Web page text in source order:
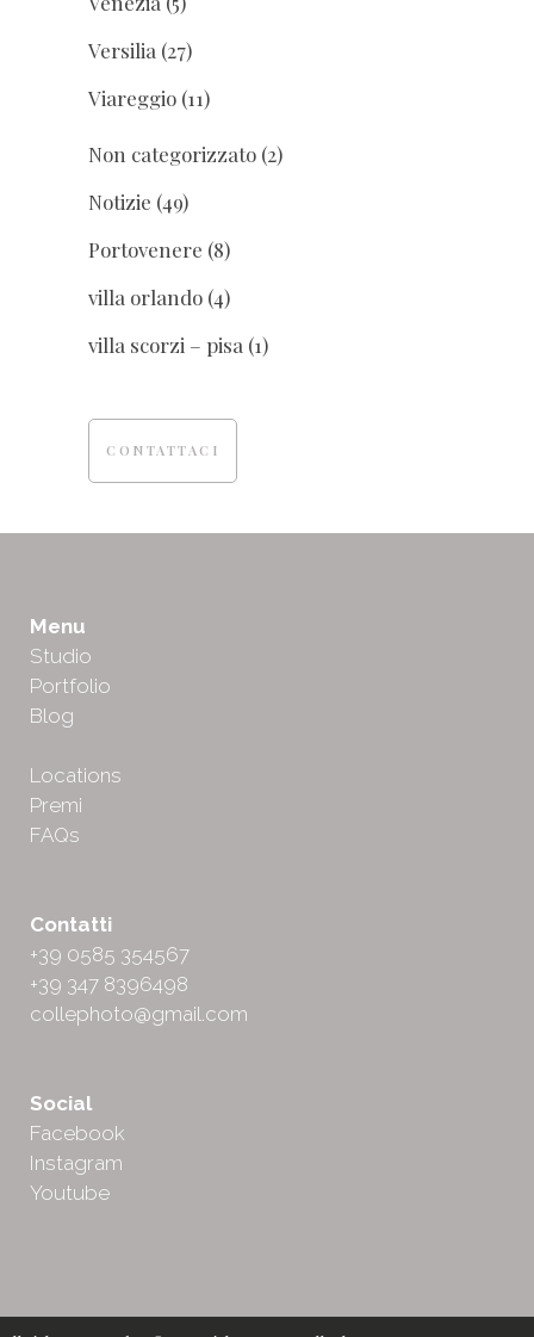
Versilia (27)
Viareggio (11)
Non categorizzato (2)
Notizie (49)
Portovenere (8)
villa orlando (4)
villa scorzi – pisa (1)
CONTATTACI
Menu
Studio
Portfolio
Blog
Locations
Premi
FAQs
Contatti
+39 0585 354567
+39 347 8396498
collephoto@gmail.com
Social
Facebook
Instagram
Youtube